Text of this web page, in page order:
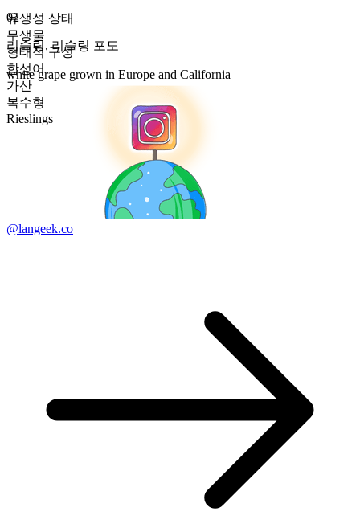
유생성 상태
무생물
형태적 구성
합성어
가산
복수형
Rieslings
02
리슬링,리슬링 포도
white grape grown in Europe and California
@langeek.co